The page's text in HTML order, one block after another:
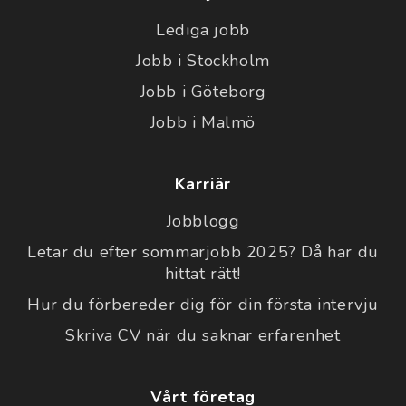
Lediga jobb
Jobb i Stockholm
Jobb i Göteborg
Jobb i Malmö
Karriär
Jobblogg
Letar du efter sommarjobb 2025? Då har du
hittat rätt!
Hur du förbereder dig för din första intervju
Skriva CV när du saknar erfarenhet
Vårt företag